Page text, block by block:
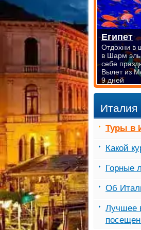
Италия
Туры в
Какой
Горные
Об
Лучшее
Египет
Отдохни в
в Шарм
себе
Вылет из
9 дней